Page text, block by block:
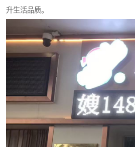
升生活品质。